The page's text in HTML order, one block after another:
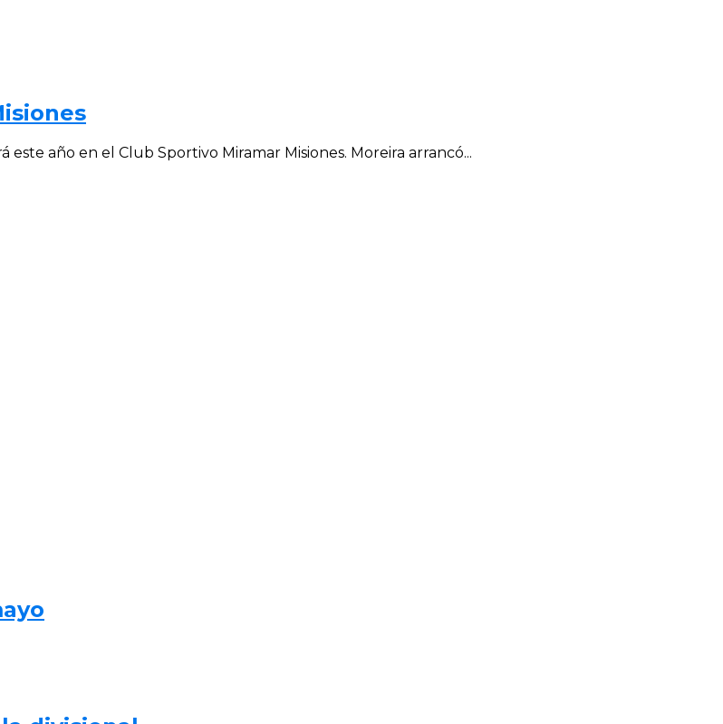
año en el Club Sportivo Miramar Misiones. Moreira arrancó...